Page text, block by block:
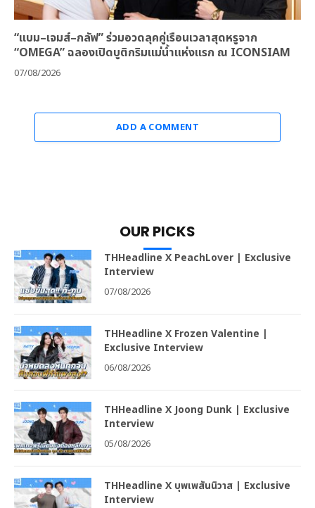
“แบม–เจมส์–กลัฟ” ร่วมอวดลุคคู่เรือนเวลาสุดหรูจาก
“OMEGA” ฉลองเปิดบูติกริมแม่น้ำแห่งแรก ณ ICONSIAM
07/08/2026
ADD A COMMENT
OUR PICKS
THHeadline X PeachLover | Exclusive
Interview
07/08/2026
THHeadline X Frozen Valentine |
Exclusive Interview
06/08/2026
THHeadline X Joong Dunk | Exclusive
Interview
05/08/2026
THHeadline X บุพเพสันนิวาส | Exclusive
Interview